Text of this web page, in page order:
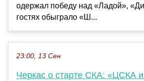
одержал победу над «Ладой»,
гостях обыграло «Ш...
23:00, 13 Сен
Черкас о старте СКА: «ЦСКА